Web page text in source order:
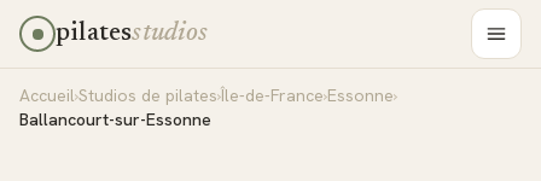
pilatesstudios
Accueil›Studios de pilates›Île-de-France›Essonne›
Ballancourt-sur-Essonne